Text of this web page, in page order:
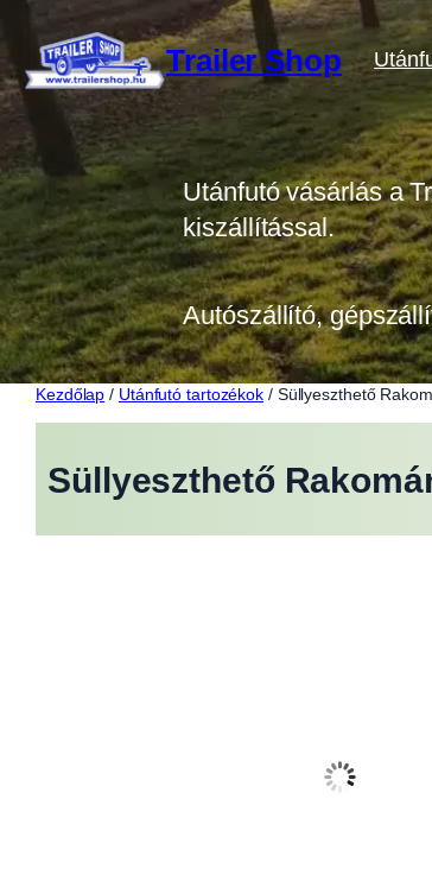
tartalomhoz
Trailer Shop
Utánfutó vásárlás a
kiszállítással.
Autószállító,
Kezdőlap / Utánfutó tartozékok / Süllyeszthető
Süllyeszthető